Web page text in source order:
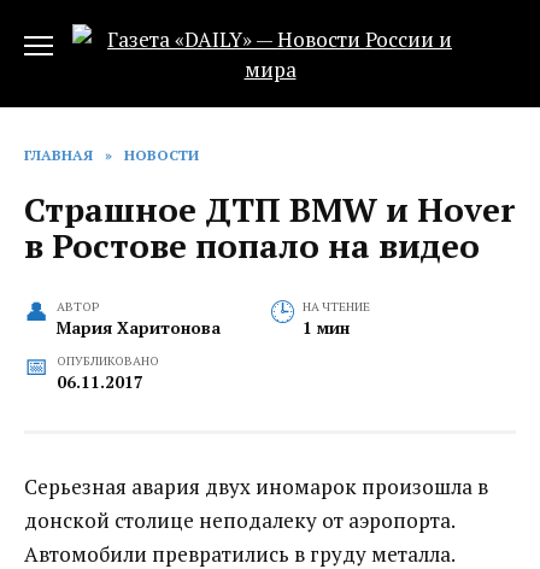
ГЛАВНАЯ » НОВОСТИ
Страшное ДТП BMW и Hover
в Ростове попало на видео
АВТОР
Мария Харитонова
НА ЧТЕНИЕ
1 мин
ОПУБЛИКОВАНО
06.11.2017
Серьезная авария двух иномарок произошла в
донской столице неподалеку от аэропорта.
Автомобили превратились в груду металла.